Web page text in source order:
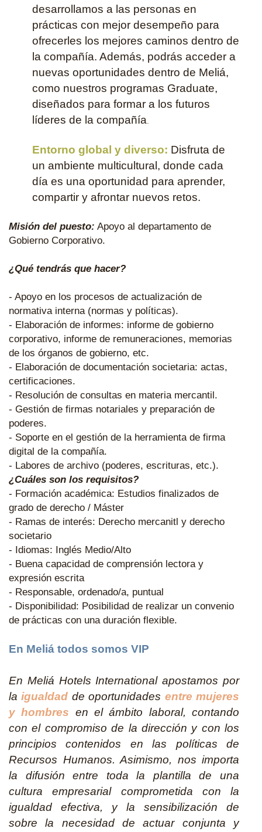
desarrollamos a las personas en
prácticas con mejor desempeño para
ofrecerles los mejores caminos dentro de
la compañía. Además, podrás acceder a
nuevas oportunidades dentro de Meliá,
como nuestros programas Graduate,
diseñados para formar a los futuros
líderes de la compañía.
Entorno global y diverso: Disfruta de
un ambiente multicultural, donde cada
día es una oportunidad para aprender,
compartir y afrontar nuevos retos.
Misión del puesto: Apoyo al departamento de
Gobierno Corporativo.
¿Qué tendrás que hacer?
- Apoyo en los procesos de actualización de
normativa interna (normas y políticas).
- Elaboración de informes: informe de gobierno
corporativo, informe de remuneraciones, memorias
de los órganos de gobierno, etc.
- Elaboración de documentación societaria: actas,
certificaciones.
- Resolución de consultas en materia mercantil.
- Gestión de firmas notariales y preparación de
poderes.
- Soporte en el gestión de la herramienta de firma
digital de la compañía.
- Labores de archivo (poderes, escrituras, etc.).
¿Cuáles son los requisitos?
- Formación académica: Estudios finalizados de
grado de derecho / Máster
- Ramas de interés: Derecho mercanitl y derecho
societario
- Idiomas: Inglés Medio/Alto
- Buena capacidad de comprensión lectora y
expresión escrita
- Responsable, ordenado/a, puntual
- Disponibilidad: Posibilidad de realizar un convenio
de prácticas con una duración flexible.
En Meliá todos somos VIP
En Meliá Hotels International apostamos por
laigualdad de oportunidades entre mujeres
y hombres en el ámbito laboral, contando
con el compromiso de la dirección y con los
principios contenidos en las políticas de
Recursos Humanos. Asimismo, nos importa
la difusión entre toda la plantilla de una
cultura empresarial comprometida con la
igualdad efectiva, y la sensibilización de
sobre la necesidad de actuar conjunta y